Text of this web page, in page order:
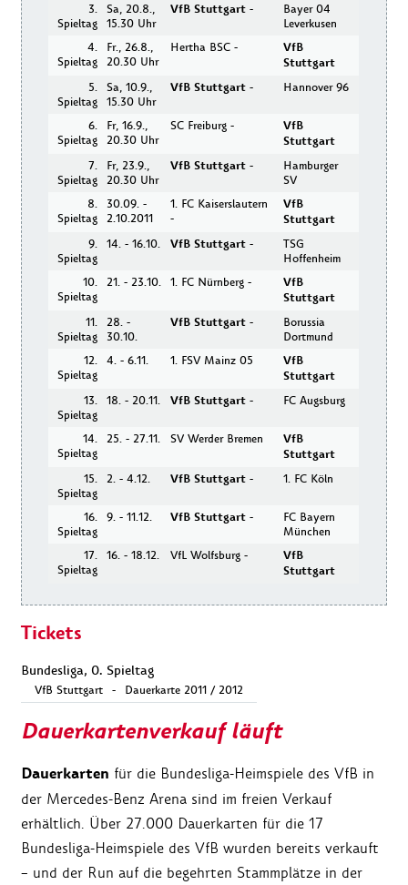
3.
Spieltag
Sa, 20.8.,
15.30 Uhr
VfB Stuttgart -
Bayer 04
Leverkusen
4.
Spieltag
Fr., 26.8.,
20.30 Uhr
Hertha BSC -
VfB
Stuttgart
5.
Spieltag
Sa, 10.9.,
15.30 Uhr
VfB Stuttgart - Hannover 96
6.
Spieltag
Fr, 16.9.,
20.30 Uhr
SC Freiburg -
VfB
Stuttgart
7.
Spieltag
Fr, 23.9.,
20.30 Uhr
VfB Stuttgart -
Hamburger
SV
8.
Spieltag
30.09. -
2.10.2011
1. FC Kaiserslautern
-
VfB
Stuttgart
9.
Spieltag
14. - 16.10. VfB Stuttgart -
TSG
Hoffenheim
10.
Spieltag
21. - 23.10. 1. FC Nürnberg -
VfB
Stuttgart
11.
Spieltag
28. -
30.10.
VfB Stuttgart -
Borussia
Dortmund
12.
Spieltag
4. - 6.11. 1. FSV Mainz 05
VfB
Stuttgart
13.
Spieltag
18. - 20.11. VfB Stuttgart - FC Augsburg
14.
Spieltag
25. - 27.11. SV Werder Bremen
VfB
Stuttgart
15.
Spieltag
2. - 4.12. VfB Stuttgart - 1. FC Köln
16.
Spieltag
9. - 11.12. VfB Stuttgart -
FC Bayern
München
17.
Spieltag
16. - 18.12. VfL Wolfsburg -
VfB
Stuttgart
Tickets
Bundesliga, 0. Spieltag
VfB Stuttgart - Dauerkarte 2011 / 2012
Dauerkartenverkauf läuft
Dauerkarten für die Bundesliga-Heimspiele des VfB in
der Mercedes-Benz Arena sind im freien Verkauf
erhältlich. Über 27.000 Dauerkarten für die 17
Bundesliga-Heimspiele des VfB wurden bereits verkauft
– und der Run auf die begehrten Stammplätze in der